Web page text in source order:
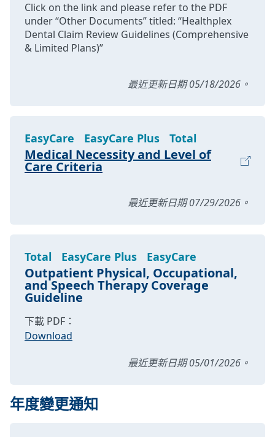
Click on the link and please refer to the PDF
under “Other Documents” titled: “Healthplex
Dental Claim Review Guidelines (Comprehensive
& Limited Plans)”
最近更新日期 05/18/2026。
EasyCare EasyCare Plus Total
Medical Necessity and Level of
Care Criteria
最近更新日期 07/29/2026。
Total EasyCare Plus EasyCare
Outpatient Physical, Occupational,
and Speech Therapy Coverage
Guideline
下載 PDF：
Download
最近更新日期 05/01/2026。
年度變更通知